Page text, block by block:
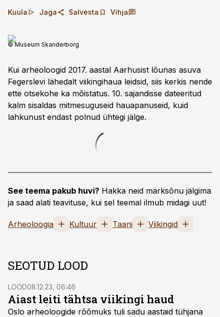
Kuula Jaga Salvesta Vihja
© Museum Skanderborg
Kui arheoloogid 2017. aastal Aarhusist lõunas asuva
Fegerslevi lähedalt viikingihaua leidsid, siis kerkis nende
ette otsekohe ka mõistatus. 10. sajandisse dateeritud
kalm sisaldas mitmesuguseid hauapanuseid, kuid
lahkunust endast polnud ühtegi jälge.
See teema pakub huvi? Hakka neid märksõnu jälgima
ja saad alati teavituse, kui sel teemal ilmub midagi uut!
Arheoloogia Kultuur Taani Viikingid
SEOTUD LOOD
LOOD08.12.23, 06:46
Aiast leiti tähtsa viikingi haud
Oslo arheoloogide rõõmuks tuli sadu aastaid tühjana